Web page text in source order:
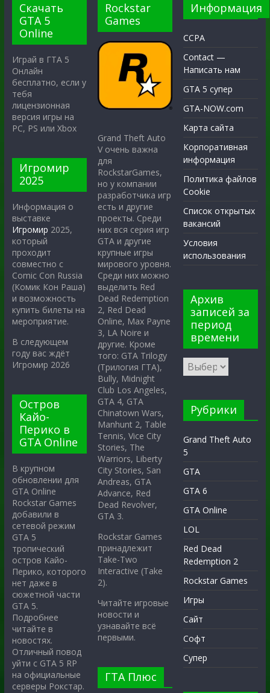
Скачать
GTA 5
Online
Играй в ГТА 5
Онлайн
бесплатно, если у
тебя
лицензионная
версия игры на
PC, PS или Xbox
Игромир
2025
Информация о
выставке
Игромир 2025,
который
проходит
совместно с
Comic Con Russia
(Комик Кон Раша)
и возможность
купить билеты на
мероприятие.
В следующем
году вас ждёт
Игромир 2026
Остров
Кайо-
Перико в
GTA Online
В крупном
обновлении для
GTA Online
Rockstar Games
добавили в
сетевой режим
GTA 5
тропический
остров Кайо-
Перико, которого
нет даже в
сюжетной части
GTA 5.
Подробнее
читайте в
новостях.
Отличный повод
уйти с GTA 5 RP
на официальные
серверы Рокстар.
Rockstar
Games
Grand Theft Auto
V очень важна
для
RockstarGames,
но у компании
разработчика игр
есть и другие
проекты. Среди
них вся серия игр
GTA и другие
крупные игры
мирового уровня.
Среди них можно
выделить Red
Dead Redemption
2, Red Dead
Online, Max Payne
3, LA Noire и
другие. Кроме
того: GTA Trilogy
(Трилогия ГТА),
Bully, Midnight
Club Los Angeles,
GTA 4, GTA
Chinatown Wars,
Manhunt 2, Table
Tennis, Vice City
Stories, The
Warriors, Liberty
City Stories, San
Andreas, GTA
Advance, Red
Dead Revolver,
GTA 3.
Rockstar Games
принадлежит
Take-Two
Interactive (Take
2).
Читайте игровые
новости и
узнавайте всё
первыми.
ГТА Плюс
Информация
CCPA
Contact —
Написать нам
GTA 5 супер
GTA-NOW.com
Карта сайта
Корпоративная
информация
Политика файлов
Cookie
Список открытых
вакансий
Условия
использования
Архив
записей за
период
времени
Рубрики
Grand Theft Auto
5
GTA
GTA 6
GTA Online
LOL
Red Dead
Redemption 2
Rockstar Games
Игры
Сайт
Софт
Супер